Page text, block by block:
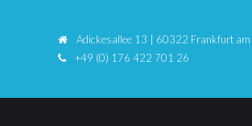
Adickesallee 13 | 60322 Frankfurt am
+49 (0) 176 422 701 26